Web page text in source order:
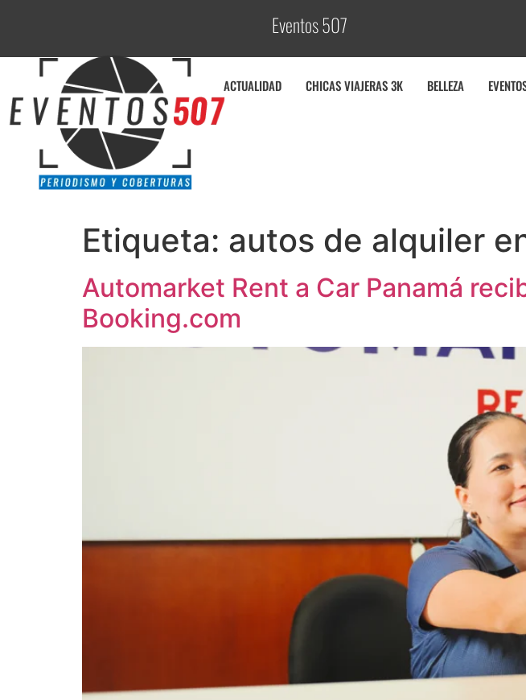
Eventos 507C
ACTUALIDAD CHICAS VIAJERAS 3K BELLEZA
Etiqueta: autos de alquiler
Automarket Rent a Car Panamá
Booking.com